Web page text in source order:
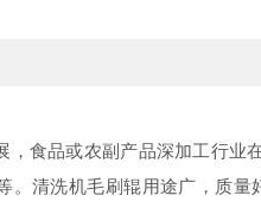
，食品或农副产品深加工行
。清洗机毛刷辊用途广，质